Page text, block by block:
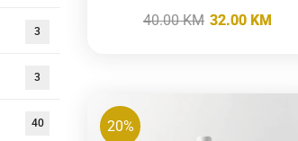
40.00KM 32.00 KM
20%
3
3
40